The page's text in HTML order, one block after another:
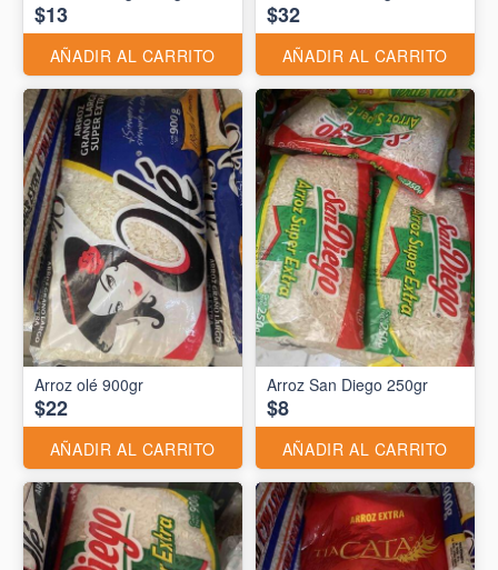
$13
AÑADIR AL CARRITO
$32
AÑADIR AL CARRITO
Arroz olé 900gr
$22
AÑADIR AL CARRITO
Arroz San Diego 250gr
$8
AÑADIR AL CARRITO